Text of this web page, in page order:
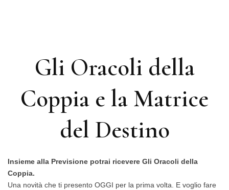
Gli Oracoli della
Coppia e la Matrice
del Destino
Insieme alla Previsione potrai ricevere Gli Oracoli della
Coppia.
Una novità che ti presento OGGI per la prima volta. E voglio fare